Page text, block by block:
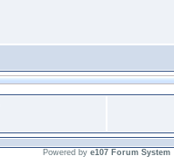
Powered by e107 Forum System